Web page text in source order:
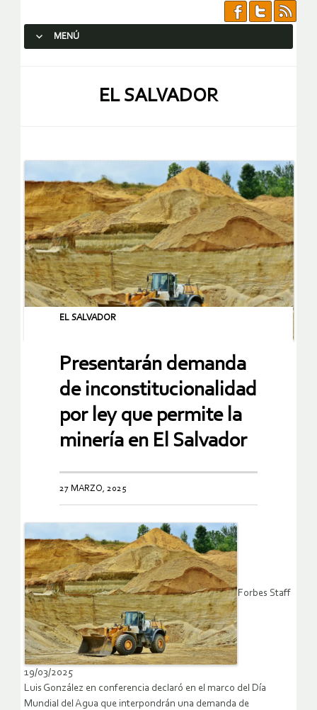
MENÚ
EL SALVADOR
EL SALVADOR
Presentarán demanda
de inconstitucionalidad
por ley que permite la
minería en El Salvador
27 MARZO, 2025
Forbes Staff
19/03/2025
Luis González en conferencia declaró en el marco del Día
Mundial del Agua que interpondrán una demanda de